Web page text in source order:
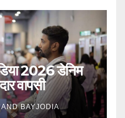
2026 डेनिम
वापसी
BAYJODIA